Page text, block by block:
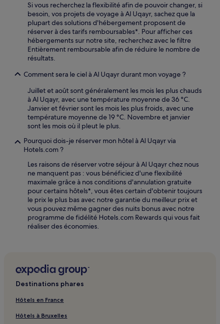
Si vous recherchez la flexibilité afin de pouvoir changer, si
besoin, vos projets de voyage à Al Uqayr, sachez que la
plupart des solutions d'hébergement proposent de
réserver à des tarifs remboursables*. Pour afficher ces
hébergements sur notre site, recherchez avec le filtre
Entièrement remboursable afin de réduire le nombre de
résultats.
Comment sera le ciel à Al Uqayr durant mon voyage ?
Juillet et août sont généralement les mois les plus chauds
à Al Uqayr, avec une température moyenne de 36 °C.
Janvier et février sont les mois les plus froids, avec une
température moyenne de 19 °C. Novembre et janvier
sont les mois où il pleut le plus.
Pourquoi dois-je réserver mon hôtel à Al Uqayr via
Hotels.com ?
Les raisons de réserver votre séjour à Al Uqayr chez nous
ne manquent pas : vous bénéficiez d'une flexibilité
maximale grâce à nos conditions d'annulation gratuite
pour certains hôtels*, vous êtes certain d'obtenir toujours
le prix le plus bas avec notre garantie du meilleur prix et
vous pouvez même gagner des nuits bonus avec notre
programme de fidélité Hotels.com Rewards qui vous fait
réaliser des économies.
Destinations phares
Hôtels en France
Hôtels à Bruxelles